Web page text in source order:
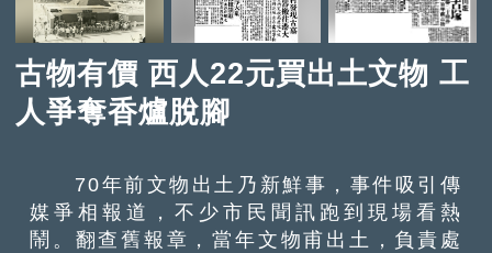
古物有價 西人22元買出土文物 工
人爭奪香爐脫腳
70年前文物出土乃新鮮事，事件吸引傳
媒爭相報道，不少市民聞訊跑到現場看熱
鬧。翻查舊報章，當年文物甫出土，負責處